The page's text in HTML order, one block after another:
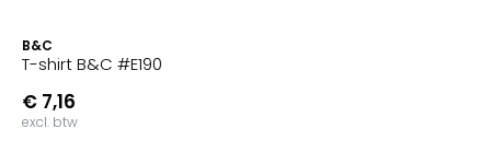
B&C
T-shirt B&C #E190
€ 7,16
excl. btw